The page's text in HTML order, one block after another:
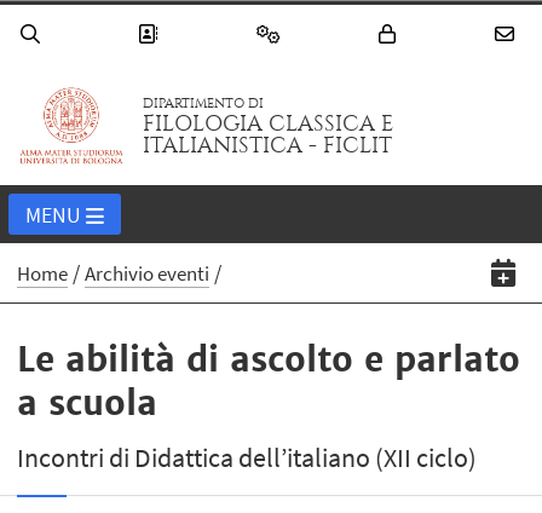
DIPARTIMENTO DI
FILOLOGIA CLASSICA E
ITALIANISTICA - FICLIT
MENU
Home Archivio eventi
Le abilità di ascolto e parlato
a scuola
Incontri di Didattica dell’italiano (XII ciclo)